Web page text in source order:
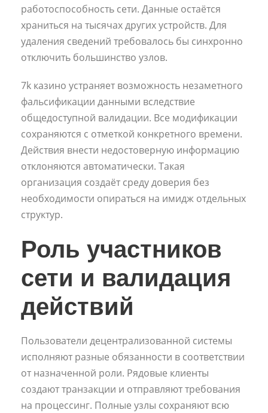
работоспособность сети. Данные остаётся
храниться на тысячах других устройств. Для
удаления сведений требовалось бы синхронно
отключить большинство узлов.
7k казино устраняет возможность незаметного
фальсификации данными вследствие
общедоступной валидации. Все модификации
сохраняются с отметкой конкретного времени.
Действия внести недостоверную информацию
отклоняются автоматически. Такая
организация создаёт среду доверия без
необходимости опираться на имидж отдельных
структур.
Роль участников
сети и валидация
действий
Пользователи децентрализованной системы
исполняют разные обязанности в соответствии
от назначенной роли. Рядовые клиенты
создают транзакции и отправляют требования
на процессинг. Полные узлы сохраняют всю